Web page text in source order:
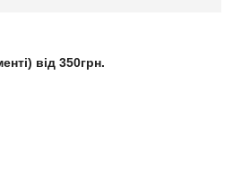
від 350грн.